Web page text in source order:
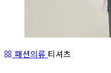
패션의류 티셔츠